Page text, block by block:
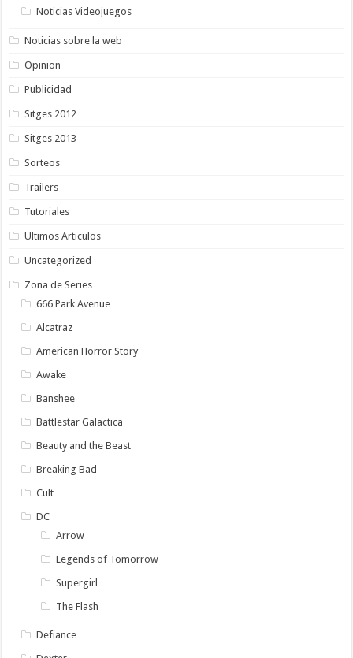
Noticias Videojuegos
Noticias sobre la web
Opinion
Publicidad
Sitges 2012
Sitges 2013
Sorteos
Trailers
Tutoriales
Ultimos Articulos
Uncategorized
Zona de Series
666 Park Avenue
Alcatraz
American Horror Story
Awake
Banshee
Battlestar Galactica
Beauty and the Beast
Breaking Bad
Cult
DC
Arrow
Legends of Tomorrow
Supergirl
The Flash
Defiance